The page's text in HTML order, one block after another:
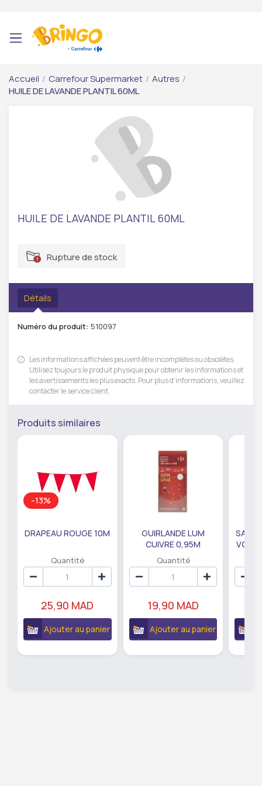
Accueil / Carrefour Supermarket / Autres /
HUILE DE LAVANDE PLANTIL 60ML
HUILE DE LAVANDE PLANTIL 60ML
Rupture de stock
Détails
Numéro du produit: 510097
Les informations affichées peuvent être incomplètes ou obsolètes.
Utilisez toujours le produit physique pour obtenir les informations et
les avertissements les plus exacts. Pour plus d'informations, veuillez
contacter le service client.
Produits similaires
-13%
DRAPEAU ROUGE 10M
Quantité
25,90 MAD
Ajouter au panier
GUIRLANDE LUM
CUIVRE 0,95M
DE79207
Quantité
19,90 MAD
Ajouter au panier